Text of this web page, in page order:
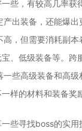
些，有较高几率获
出装备，还能爆出
，但需要消耗副
、低级装备等。跨
一些高级装备和高
样的材料和装备奖
些寻找boss的实用